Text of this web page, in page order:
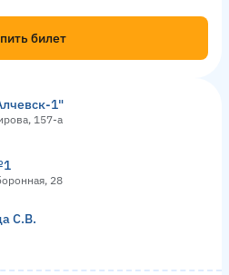
билет
1"
157-а
28
С.В.